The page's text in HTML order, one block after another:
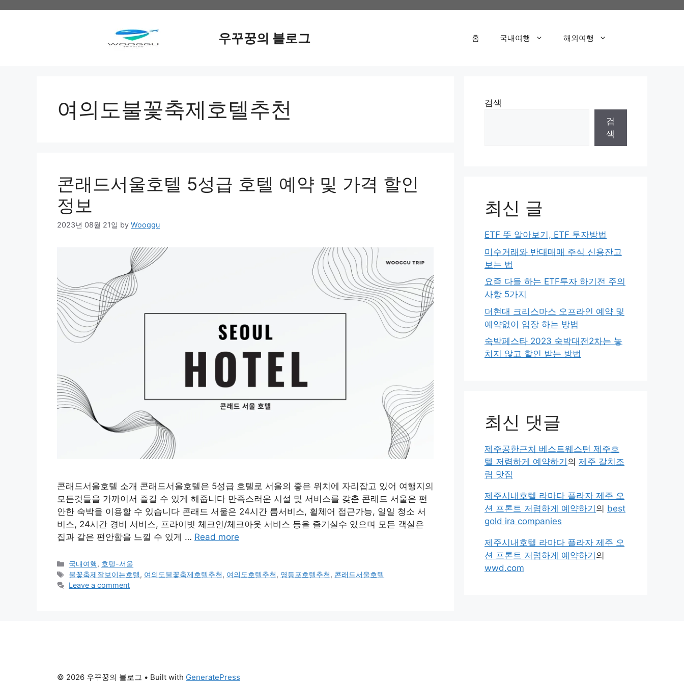
우꾸꿍의 블로그 홈 국내여행 해외여행
여의도불꽃축제호텔추천
콘래드서울호텔 5성급 호텔 예약 및 가격 할인
정보
2023년 08월 21일 by Wooggu
콘래드서울호텔 소개 콘래드서울호텔은 5성급 호텔로 서울의 좋은 위치에 자리잡고 있어 여행지의
모든것들을 가까이서 즐길 수 있게 해줍니다 만족스러운 시설 및 서비스를 갖춘 콘래드 서울은 편
안한 숙박을 이용할 수 있습니다 콘래드 서울은 24시간 룸서비스, 휠체어 접근가능, 일일 청소 서
비스, 24시간 경비 서비스, 프라이빗 체크인/체크아웃 서비스 등을 즐기실수 있으며 모든 객실은
집과 같은 편안함을 느낄 수 있게 … Read more
Categories
국내여행, 호텔-서울
Tags
불꽃축제잘보이는호텔, 여의도불꽃축제호텔추천, 여의도호텔추천, 영등포호텔추천, 콘래드서울호텔
Leave a comment
검색
검
색
최신 글
ETF 뜻 알아보기, ETF 투자방법
미수거래와 반대매매 주식 신용잔고
보는 법
요즘 다들 하는 ETF투자 하기전 주의
사항 5가지
더현대 크리스마스 오프라인 예약 및
예약없이 입장 하는 방법
숙박페스타 2023 숙박대전2차는 놓
치지 않고 할인 받는 방법
최신 댓글
제주공한근처 베스트웨스턴 제주호
텔 저렴하게 예약하기 의 제주 갈치조
림 맛집
제주시내호텔 라마다 플라자 제주 오
션 프론트 저렴하게 예약하기 의 best
gold ira companies
제주시내호텔 라마다 플라자 제주 오
션 프론트 저렴하게 예약하기 의
wwd.com
© 2026 우꾸꿍의 블로그 • Built with GeneratePress